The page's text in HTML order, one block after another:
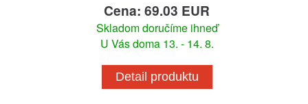
Cena: 69.03 EUR
Skladom doručíme ihneď
U Vás doma 13. - 14. 8.
Detail produktu